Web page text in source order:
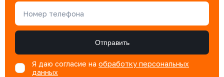
Номер телефона
Отправить
Я даю согласие на обработку персональных
данных